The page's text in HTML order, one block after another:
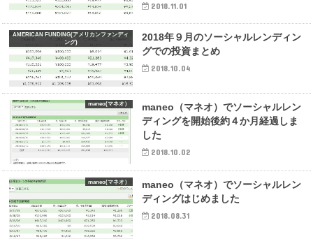
2018.11.01
AMERICAN FUNDING(アメリカンファンディ
ング)
2018年９月のソーシャルレンディン
グでの投資まとめ
2018.10.04
maneo(マネオ）
maneo（マネオ）でソーシャルレン
ディングを開始後約４か月経過しま
した
2018.10.02
maneo(マネオ）
maneo（マネオ）でソーシャルレン
ディングはじめました
2018.08.31